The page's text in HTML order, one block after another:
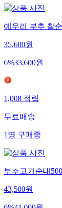
예우리 부추 찰
35,600원
6%33,600원
1,008적립
무료배송
1명구매중
부추고기순대
43,500원